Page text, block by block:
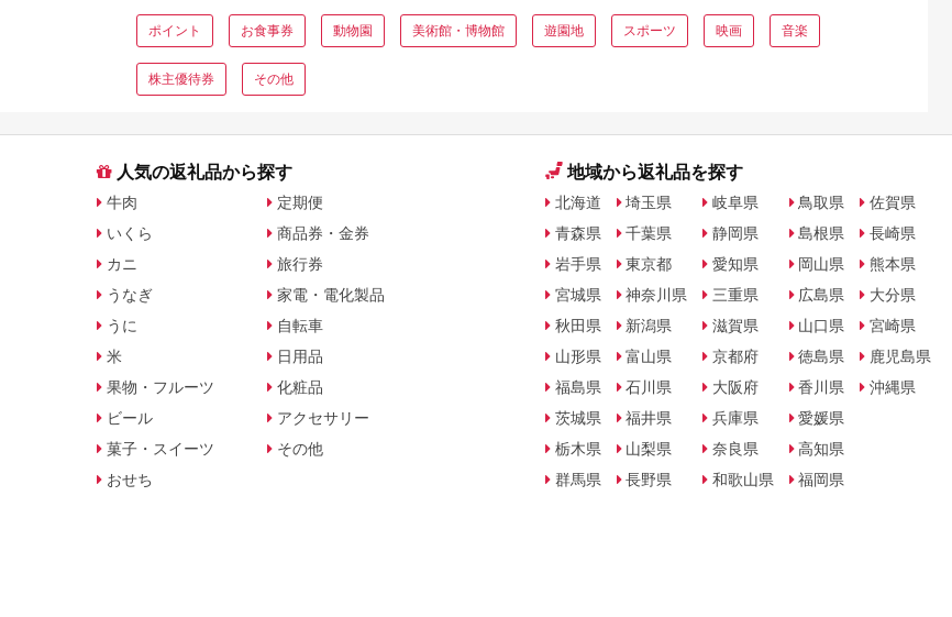
ポイント お食事券 動物園 美術館・博物館 遊園地 スポーツ 映画 音楽
株主優待券 その他
人気の返礼品から探す
牛肉
いくら
カニ
うなぎ
うに
米
果物・フルーツ
ビール
菓子・スイーツ
おせち
定期便
商品券・金券
旅行券
家電・電化製品
自転車
日用品
化粧品
アクセサリー
その他
地域から返礼品を探す
北海道
青森県
岩手県
宮城県
秋田県
山形県
福島県
茨城県
栃木県
群馬県
埼玉県
千葉県
東京都
神奈川県
新潟県
富山県
石川県
福井県
山梨県
長野県
岐阜県
静岡県
愛知県
三重県
滋賀県
京都府
大阪府
兵庫県
奈良県
和歌山県
鳥取県
島根県
岡山県
広島県
山口県
徳島県
香川県
愛媛県
高知県
福岡県
佐賀県
長崎県
熊本県
大分県
宮崎県
鹿児島県
沖縄県